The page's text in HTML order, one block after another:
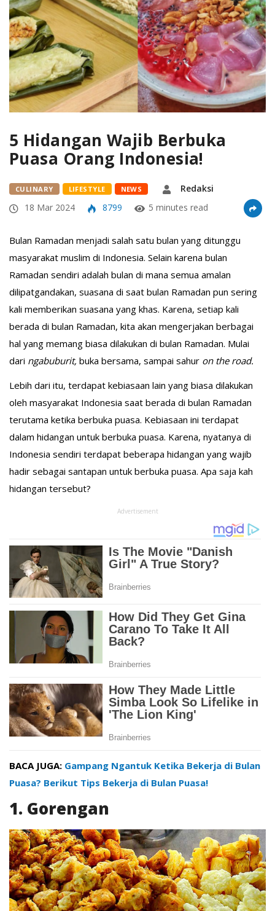
5 Hidangan Wajib Berbuka
Puasa Orang Indonesia!
CULINARY LIFESTYLE NEWS
Redaksi
18 Mar 2024
8799 5 minutes read
Bulan Ramadan menjadi salah satu bulan yang ditunggu
masyarakat muslim di Indonesia. Selain karena bulan
Ramadan sendiri adalah bulan di mana semua amalan
dilipatgandakan, suasana di saat bulan Ramadan pun sering
kali memberikan suasana yang khas. Karena, setiap kali
berada di bulan Ramadan, kita akan mengerjakan berbagai
hal yang memang biasa dilakukan di bulan Ramadan. Mulai
dari ngabuburit, buka bersama, sampai sahur on the road.
Lebih dari itu, terdapat kebiasaan lain yang biasa dilakukan
oleh masyarakat Indonesia saat berada di bulan Ramadan
terutama ketika berbuka puasa. Kebiasaan ini terdapat
dalam hidangan untuk berbuka puasa. Karena, nyatanya di
Indonesia sendiri terdapat beberapa hidangan yang wajib
hadir sebagai santapan untuk berbuka puasa. Apa saja kah
hidangan tersebut?
Advertisement
BACA JUGA: Gampang Ngantuk Ketika Bekerja di Bulan
Puasa? Berikut Tips Bekerja di Bulan Puasa!
1. Gorengan